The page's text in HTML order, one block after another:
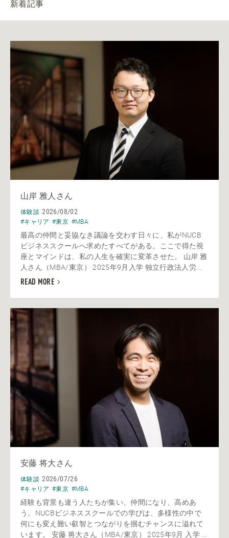
新着記事
山岸 雅人さん
体験談 2026/08/02
#キャリア #東京 #MBA
最高の仲間と妥協なき議論を交わす日々に、私がNUCB
ビジネススクールへ求めたすべてがある。ここで得た視
座とマインドは、私の人生を確実に変革させた。 山岸 雅
人さん（MBA/東京） 2025年9月入学 独立行政法人労...
READ MORE
安藤 将大さん
体験談 2026/07/26
#キャリア #東京 #MBA
経験も背景も違う人たちが集い、仲間になり、高めあ
う。NUCBビジネススクールでの学びは、多様性の中で
何にも変え難い叡智とつながりを掴むチャンスに溢れて
います。 安藤 将大さん（MBA/東京） 2025年9月 入学 ...